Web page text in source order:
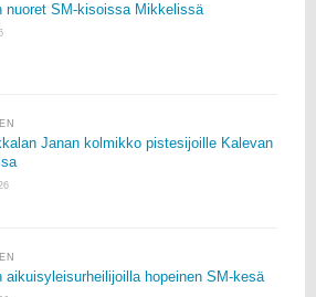
nuoret SM-kisoissa Mikkelissä
Janan kolmikko pistesijoille Kalevan
aikuisyleisurheilijoilla hopeinen SM-kesä